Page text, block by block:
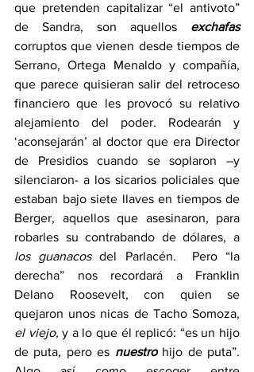
que pretenden capitalizar “el antivoto”
de Sandra, son aquellos exchafas
corruptos que vienen desde tiempos de
Serrano, Ortega Menaldo y compañía,
que parece quisieran salir del retroceso
financiero que les provocó su relativo
alejamiento del poder. Rodearán y
‘aconsejarán’ al doctor que era Director
de Presidios cuando se soplaron –y
silenciaron- a los sicarios policiales que
estaban bajo siete llaves en tiempos de
Berger, aquellos que asesinaron, para
los guanacos del Parlacén.  Pero “la
derecha” nos recordará a Franklin
Delano Roosevelt, con quien se
el viejo, y a lo que él replicó: “es un hijo
de puta, pero es nuestro hijo de puta”.